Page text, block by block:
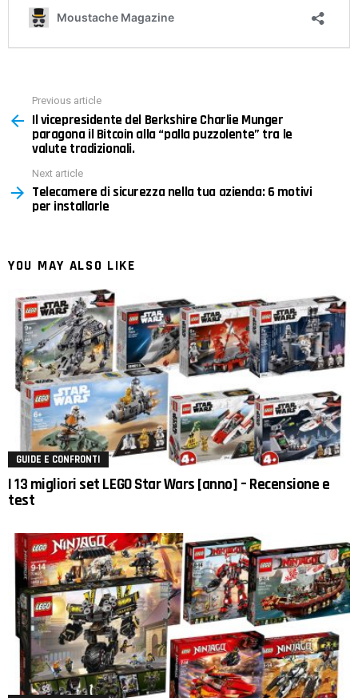
more
Previous article
Il vicepresidente del Berkshire Charlie Munger
paragona il Bitcoin alla “palla puzzolente” tra le
valute tradizionali.
Next article
Telecamere di sicurezza nella tua azienda: 6 motivi
per installarle
YOU MAY ALSO LIKE
GUIDE E CONFRONTI
I 13 migliori set LEGO Star Wars [anno] – Recensione e
test